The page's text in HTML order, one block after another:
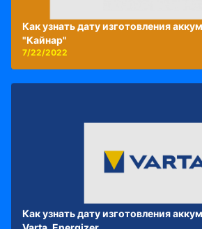
Как узнать дату изготовления
"Кайнар"
7/22/2022
Как узнать дату изготовления